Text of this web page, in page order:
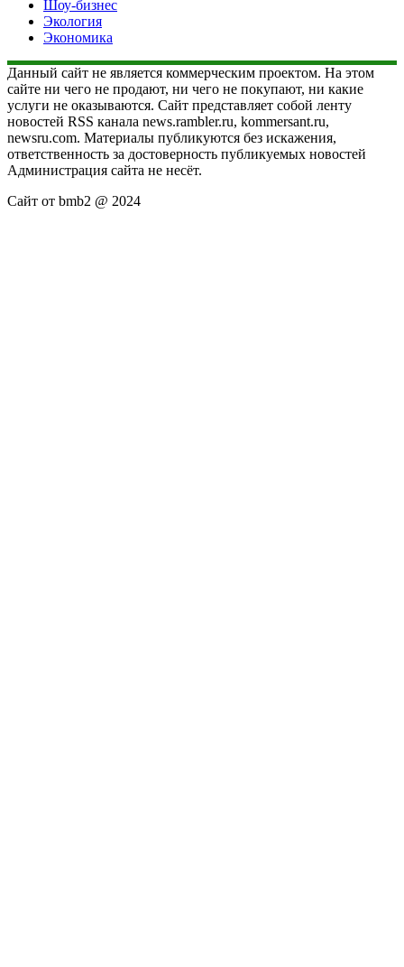
Шоу-бизнес
Экология
Экономика
Данный сайт не является коммерческим проектом. На этом
сайте ни чего не продают, ни чего не покупают, ни какие
услуги не оказываются. Сайт представляет собой ленту
новостей RSS канала news.rambler.ru, kommersant.ru,
newsru.com. Материалы публикуются без искажения,
ответственность за достоверность публикуемых новостей
Администрация сайта не несёт.
Сайт от bmb2 @ 2024